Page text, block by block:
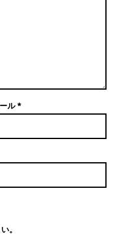
ル*
。